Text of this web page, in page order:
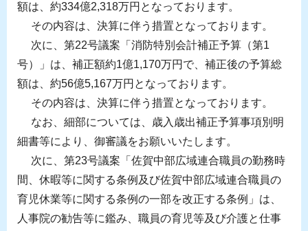
額は、約334億2,318万円となっております。
その内容は、決算に伴う措置となっております。
次に、第22号議案「消防特別会計補正予算（第1
号）」は、補正額約1億1,170万円で、補正後の予算総
額は、約56億5,167万円となっております。
その内容は、決算に伴う措置となっております。
なお、細部については、歳入歳出補正予算事項別明
細書等により、御審議をお願いいたします。
次に、第23号議案「佐賀中部広域連合職員の勤務時
間、休暇等に関する条例及び佐賀中部広域連合職員の
育児休業等に関する条例の一部を改正する条例」は、
人事院の勧告等に鑑み、職員の育児等及び介護と仕事